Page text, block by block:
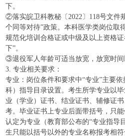
下。
②落实皖卫科教秘〔2022〕118号文件
个同等对待”政策。本科医学类岗位取
规范化培训合格证或中级及以上资格
下”。
③退役军人年龄可适当放宽，放宽时间
3. 专业相关要求：
专业：岗位条件和要求中“专业”主要
科）指导目录设置。考生所学专业以
业（学业）证书、结业证书、辅修证
考。毕业证书上专业后面带括号，只
认定为专业（教育部公布的“专业指导
生只能以括号以外的专业名称报考相符